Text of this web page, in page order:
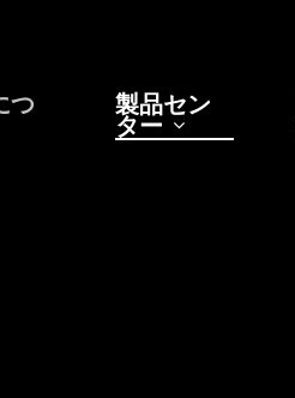
つ 製品セン
ター